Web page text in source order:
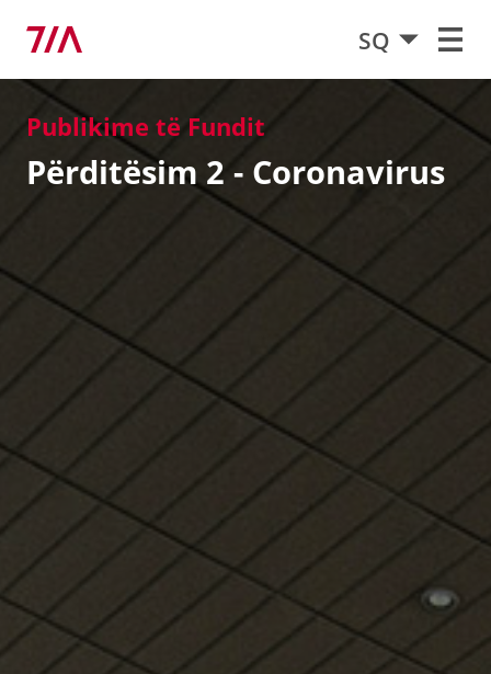
SQ
Publikime të Fundit
Përditësim 2 - Coronavirus